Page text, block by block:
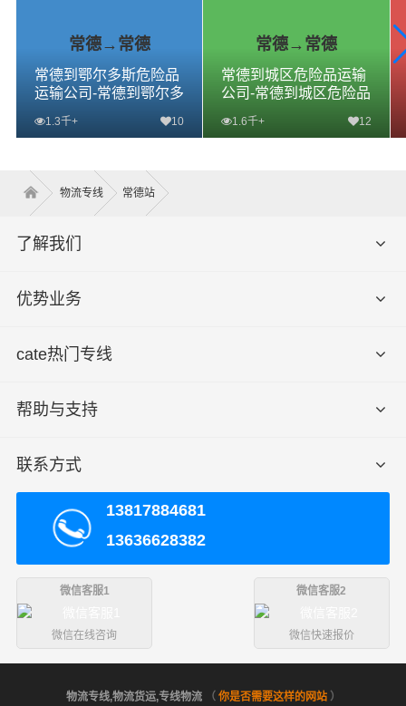
常德→常德
常德到鄂尔多斯危险品
运输公司-常德到鄂尔多
到鄂尔多斯危险品专线
1.3千+ 10
常德→常德
常德到城区危险品运输
公司-常德到城区危险品
险品专线
1.6千+ 12
物流专线 常德站
了解我们
优势业务
cate热门专线
帮助与支持
联系方式
13817884681
13636628382
微信客服1
微信在线咨询
微信客服2
微信快速报价
物流专线,物流货运,专线物流（ 你是否需要这样的网站）